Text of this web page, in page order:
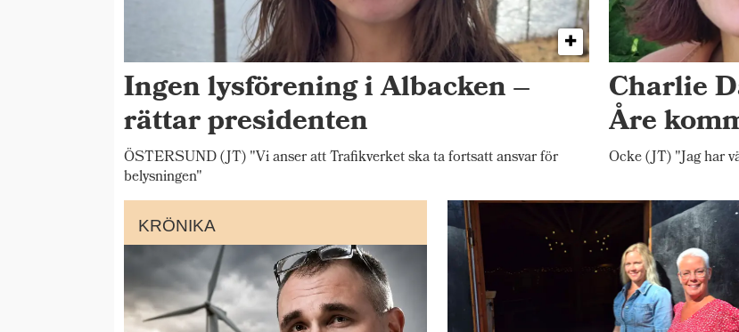
Ingen lysförening i Albacken –
rättar presidenten
ÖSTERSUND (JT) "Vi anser att Trafikverket ska ta fortsatt ansvar för
belysningen"
Charlie
Åre
Ocke (JT) "Jag har
KRÖNIKA